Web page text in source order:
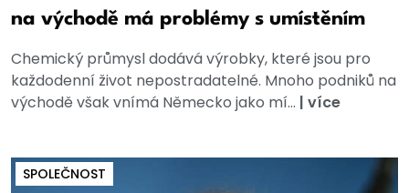
na východě má problémy s umístěním
Chemický průmysl dodává výrobky, které jsou pro
každodenní život nepostradatelné. Mnoho podniků na
východě však vnímá Německo jako mí... | více
SPOLEČNOST